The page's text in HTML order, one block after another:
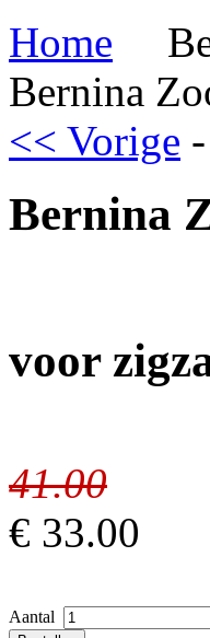
Home
Bernina
<< Vorige -
Bernina
voor
41.00
€ 33.00
Aantal